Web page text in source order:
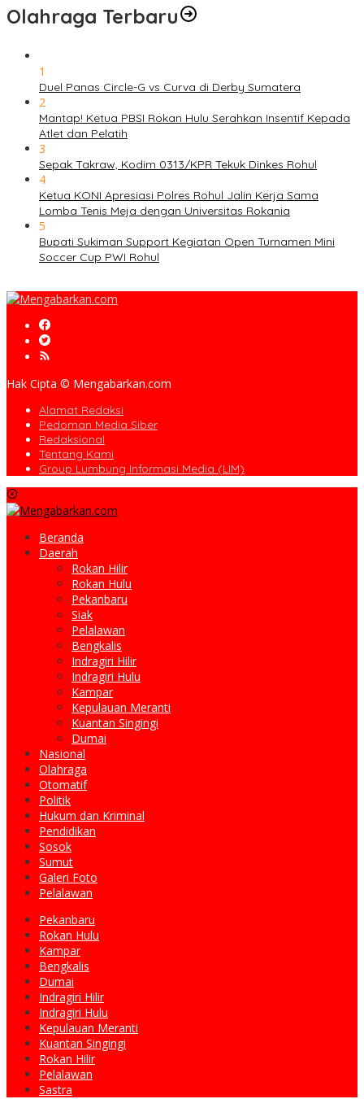
Olahraga Terbaru
1
Duel Panas Circle-G vs Curva di Derby Sumatera
2
Mantap! Ketua PBSI Rokan Hulu Serahkan Insentif Kepada
Atlet dan Pelatih
3
Sepak Takraw, Kodim 0313/KPR Tekuk Dinkes Rohul
4
Ketua KONI Apresiasi Polres Rohul Jalin Kerja Sama
Lomba Tenis Meja dengan Universitas Rokania
5
Bupati Sukiman Support Kegiatan Open Turnamen Mini
Soccer Cup PWI Rohul
Hak Cipta © Mengabarkan.com
Alamat Redaksi
Pedoman Media Siber
Redaksional
Tentang Kami
Group Lumbung Informasi Media (LIM)
Beranda
Daerah
Rokan Hilir
Rokan Hulu
Pekanbaru
Siak
Pelalawan
Bengkalis
Indragiri Hilir
Indragiri Hulu
Kampar
Kepulauan Meranti
Kuantan Singingi
Dumai
Nasional
Olahraga
Otomatif
Politik
Hukum dan Kriminal
Pendidikan
Sosok
Sumut
Galeri Foto
Pelalawan
Pekanbaru
Rokan Hulu
Kampar
Bengkalis
Dumai
Indragiri Hilir
Indragiri Hulu
Kepulauan Meranti
Kuantan Singingi
Rokan Hilir
Pelalawan
Sastra